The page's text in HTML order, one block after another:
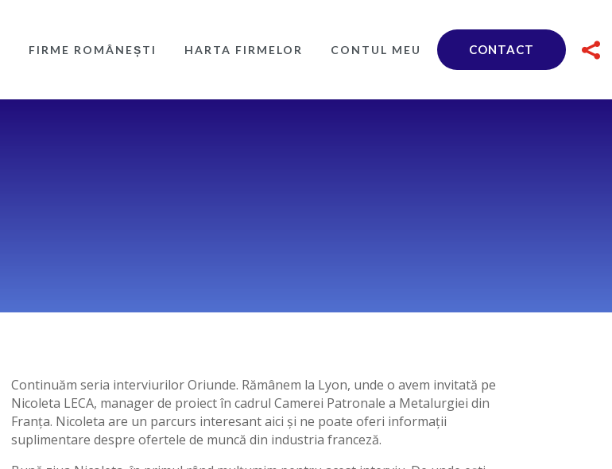
FIRME ROMÂNEȘTI HARTA FIRMELOR CONTUL MEU CONTACT 
Continuăm seria interviurilor Oriunde. Rămânem la Lyon, unde o avem invitată pe
Nicoleta LECA, manager de proiect în cadrul Camerei Patronale a Metalurgiei din
Franța. Nicoleta are un parcurs interesant aici și ne poate oferi informații
suplimentare despre ofertele de muncă din industria franceză.